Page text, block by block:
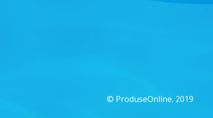
© ProduseOnline. 2019